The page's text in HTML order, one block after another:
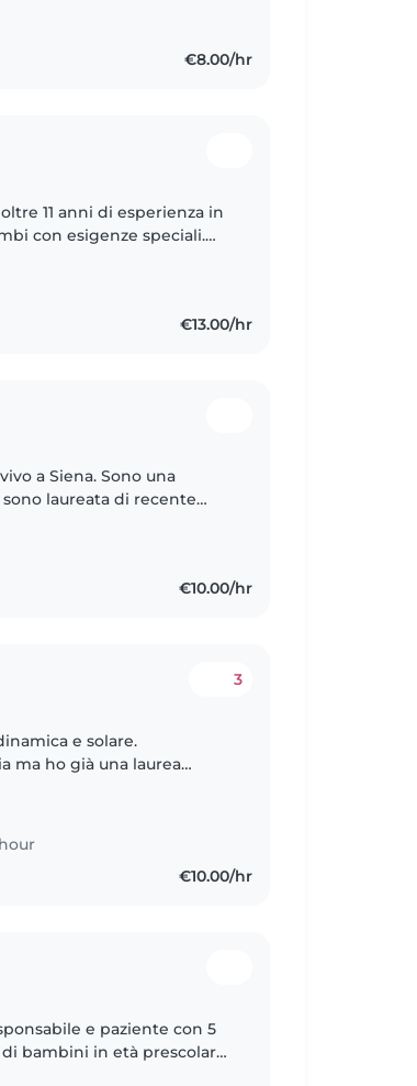
€8.00/hr
11 anni di esperienza in
con esigenze speciali.
€13.00/hr
a Siena. Sono una
laureata di recente
€10.00/hr
3
e solare.
ma ho già una laurea
€10.00/hr
e paziente con 5
bambini in età prescolare